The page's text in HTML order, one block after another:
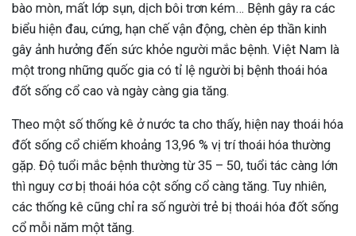
bào mòn, mất lớp sụn, dịch bôi trơn kém… Bệnh gây ra các
biểu hiện đau, cứng, hạn chế vận động, chèn ép thần kinh
gây ảnh hưởng đến sức khỏe người mắc bệnh. Việt Nam là
một trong những quốc gia có tỉ lệ người bị bệnh thoái hóa
đốt sống cổ cao và ngày càng gia tăng.
Theo một số thống kê ở nước ta cho thấy, hiện nay thoái hóa
đốt sống cổ chiếm khoảng 13,96 % vị trí thoái hóa thường
gặp. Độ tuổi mắc bệnh thường từ 35 – 50, tuổi tác càng lớn
thì nguy cơ bị thoái hóa cột sống cổ càng tăng. Tuy nhiên,
các thống kê cũng chỉ ra số người trẻ bị thoái hóa đốt sống
cổ mỗi năm một tăng.